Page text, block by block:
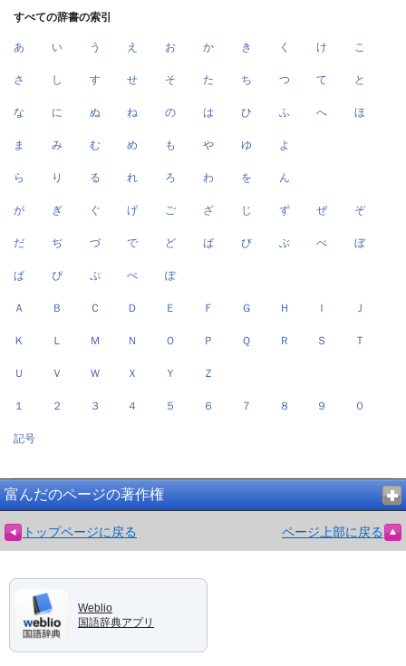
すべての辞書の索引
あ い う え お か き く け こ
さ し す せ そ た ち つ て と
な に ぬ ね の は ひ ふ へ ほ
ま み む め も や ゆ よ
ら り る れ ろ わ を ん
が ぎ ぐ げ ご ざ じ ず ぜ ぞ
だ ぢ づ で ど ば び ぶ べ ぼ
ぱ ぴ ぷ ぺ ぽ
Ａ Ｂ Ｃ Ｄ Ｅ Ｆ Ｇ Ｈ Ｉ Ｊ
Ｋ Ｌ Ｍ Ｎ Ｏ Ｐ Ｑ Ｒ Ｓ Ｔ
Ｕ Ｖ Ｗ Ｘ Ｙ Ｚ
１ ２ ３ ４ ５ ６ ７ ８ ９ ０
記号
富んだのページの著作権
トップページに戻る ページ上部に戻る
Weblio
国語辞典アプリ